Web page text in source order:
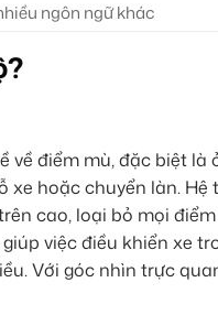
ngôn ngữ khác
về điểm mù, đặc biệt là
xe hoặc chuyển làn. Hệ
cao, loại bỏ mọi
việc điều khiển xe
Với góc nhìn trực